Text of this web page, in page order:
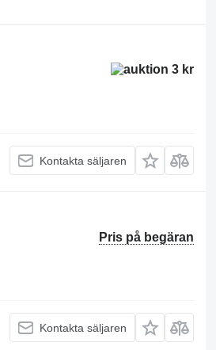
3 kr
Kontakta säljaren
Pris på begäran
Kontakta säljaren